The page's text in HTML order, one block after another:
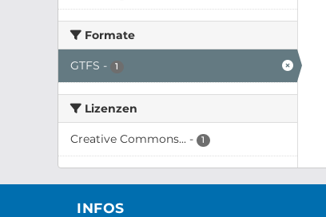
Formate
GTFS - 1
Lizenzen
Creative Commons... - 1
INFOS